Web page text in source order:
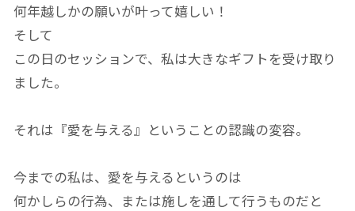
何年越しかの願いが叶って嬉しい！
そして
この日のセッションで、私は大きなギフトを受け取り
ました。
それは『愛を与える』ということの認識の変容。
今までの私は、愛を与えるというのは
何かしらの行為、または施しを通して行うものだと